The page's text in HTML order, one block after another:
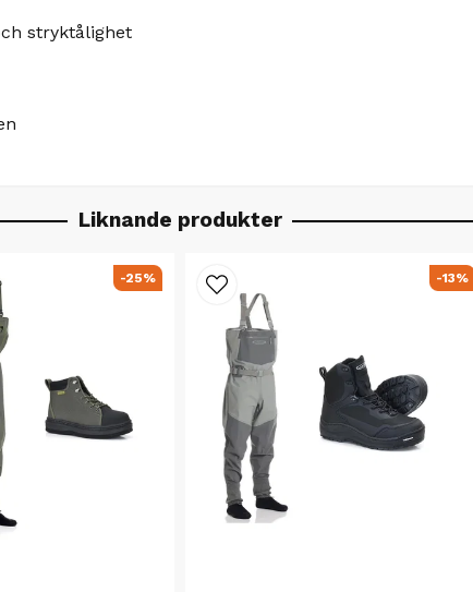
stryktålighet
Liknande produkter
-25% -13%